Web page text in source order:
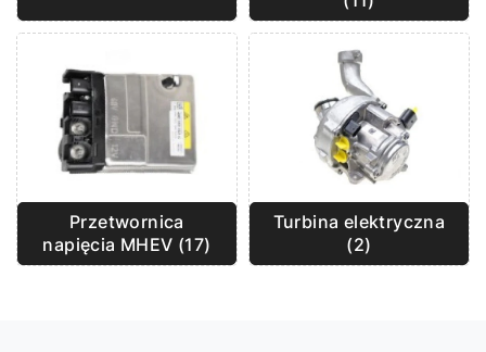
Przetwornica
napięcia MHEV (17)
Turbina elektryczna
(2)